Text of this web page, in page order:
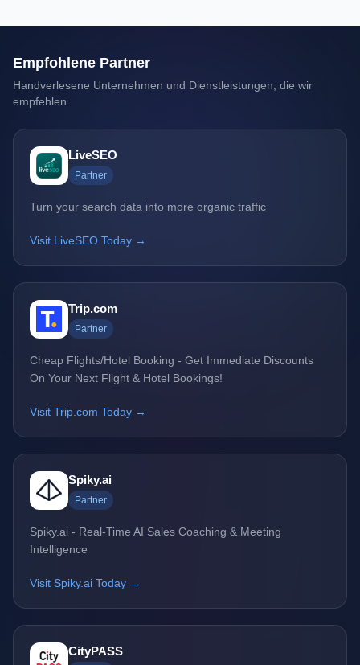
Empfohlene Partner
Handverlesene Unternehmen und Dienstleistungen, die wir
empfehlen.
LiveSEO
Partner
Turn your search data into more organic traffic
Visit LiveSEO Today →
Trip.com
Partner
Cheap Flights/Hotel Booking - Get Immediate Discounts
On Your Next Flight & Hotel Bookings!
Visit Trip.com Today →
Spiky.ai
Partner
Spiky.ai - Real-Time AI Sales Coaching & Meeting
Intelligence
Visit Spiky.ai Today →
CityPASS